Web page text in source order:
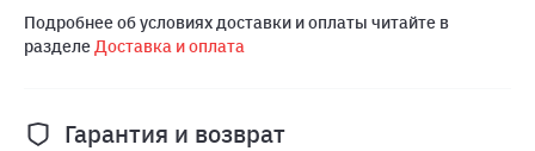
Подробнее об условиях доставки и оплаты читайте в
разделеДоставка и оплата
Гарантия и возврат